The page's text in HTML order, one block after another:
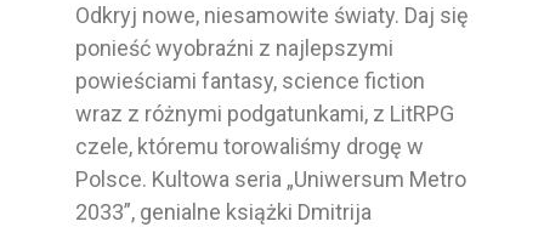
Odkryj nowe, niesamowite światy. Daj się
ponieść wyobraźni z najlepszymi
powieściami fantasy, science fiction
wraz z różnymi podgatunkami, z LitRPG
czele, któremu torowaliśmy drogę w
Polsce. Kultowa seria „Uniwersum Metro
2033”, genialne książki Dmitrija